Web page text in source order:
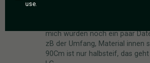
mich würden noch ein paar
zB der Umfang, Material innen
90Cm ist nur halbsteif, das
use.